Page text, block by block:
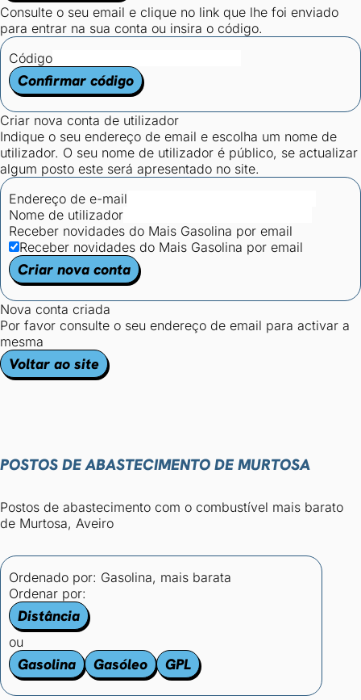
Consulte o seu email e clique no link que lhe foi enviado
para entrar na sua conta ou insira o código.
Código
Confirmar código
Criar nova conta de utilizador
Indique o seu endereço de email e escolha um nome de
utilizador. O seu nome de utilizador é público, se actualizar
algum posto este será apresentado no site.
Endereço de e-mail
Nome de utilizador
Receber novidades do Mais Gasolina por email
Receber novidades do Mais Gasolina por email
Criar nova conta
Nova conta criada
Por favor consulte o seu endereço de email para activar a
mesma
Voltar ao site
POSTOS DE ABASTECIMENTO DE MURTOSA
Postos de abastecimento com o combustível mais barato
de Murtosa, Aveiro
Ordenado por: Gasolina, mais barata
Ordenar por:
Distância
ou
Gasolina Gasóleo GPL